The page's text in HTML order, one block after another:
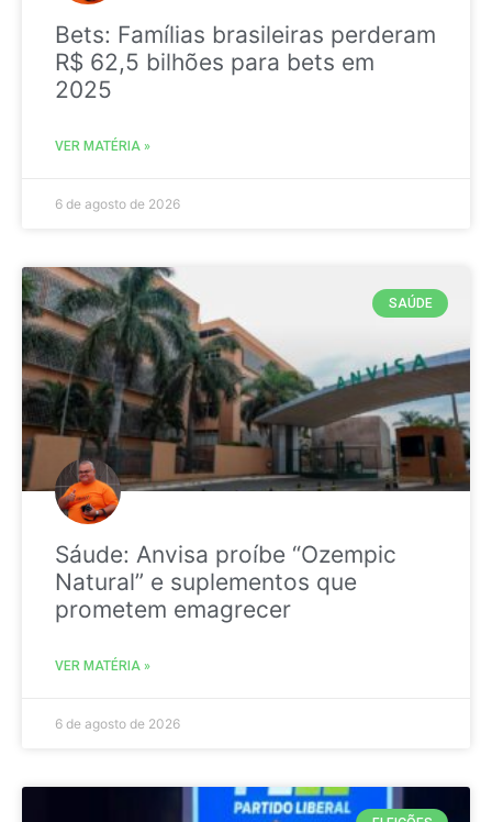
Bets: Famílias brasileiras perderam
R$ 62,5 bilhões para bets em
2025
VER MATÉRIA »
6 de agosto de 2026
SAÚDE
Sáude: Anvisa proíbe “Ozempic
Natural” e suplementos que
prometem emagrecer
VER MATÉRIA »
6 de agosto de 2026